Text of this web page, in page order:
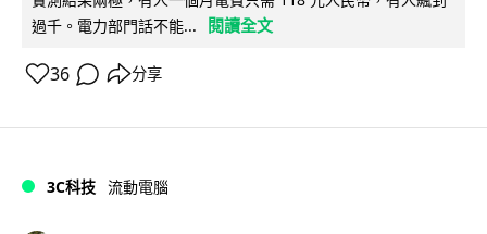
過千。電力部門話不能...
閱讀全文
36 分享
3C科技 流動電腦